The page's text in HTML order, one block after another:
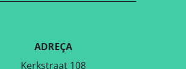
ADREÇA
Kerkstraat 108